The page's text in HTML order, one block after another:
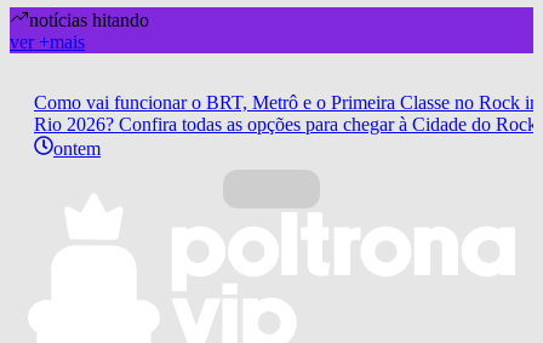
notícias hitando
ver +mais
Como vai funcionar o BRT, Metrô e o Primeira Classe no Rock in
Rio 2026? Confira todas as opções para chegar à Cidade do Rock
ontem